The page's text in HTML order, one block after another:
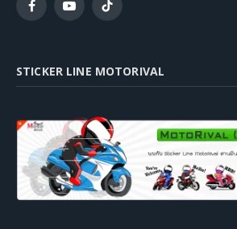
FacebookYouTubeTikTok
STICKER LINE MOTORIVAL